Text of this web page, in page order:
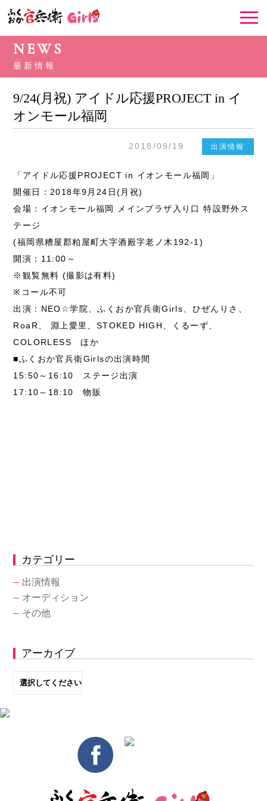
NEWS
最新情報
9/24(月祝) アイドル応援PROJECT in イ
オンモール福岡
2018/09/19 出演情報
「アイドル応援PROJECT in イオンモール福岡」
開催日：2018年9月24日(月祝)
会場：イオンモール福岡 メインプラザ入り口 特設野外ス
テージ
(福岡県糟屋郡粕屋町大字酒殿字老ノ木192-1)
開演：11:00～
※観覧無料 (撮影は有料)
※コール不可
出演：NEO☆学院、ふくおか官兵衛Girls、ひぜんりさ、
RoaR、 淵上愛里、STOKED HIGH、くるーず、
COLORLESS ほか
■ふくおか官兵衛Girlsの出演時間
15:50～16:10 ステージ出演
17:10～18:10 物販
カテゴリー
― 出演情報
― オーディション
― その他
アーカイブ